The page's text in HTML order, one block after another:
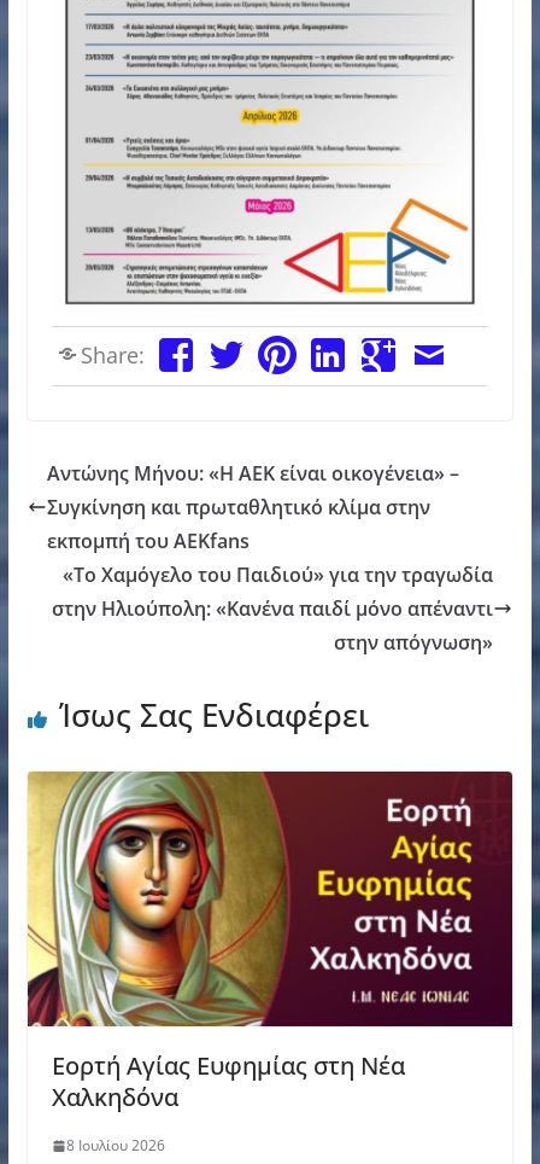
Share:
Αντώνης Μήνου: «Η ΑΕΚ είναι οικογένεια» –
Συγκίνηση και πρωταθλητικό κλίμα στην
εκπομπή του AEKfans
«Το Χαμόγελο του Παιδιού» για την τραγωδία
στην Ηλιούπολη: «Κανένα παιδί μόνο απέναντι
στην απόγνωση»
Ίσως Σας Ενδιαφέρει
Εορτή Αγίας Ευφημίας στη Νέα
Χαλκηδόνα
8 Ιουλίου 2026